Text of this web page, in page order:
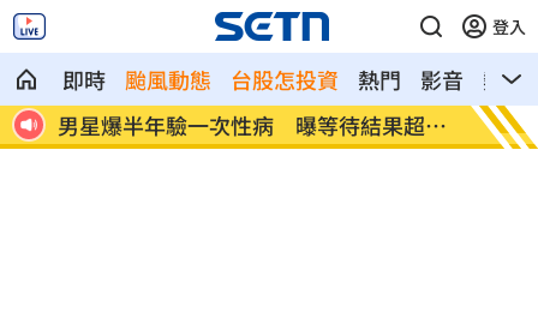
登入
即時 颱風動態 台股怎投資 熱門 影音
熱搜
忐
佐藤二朗爆騷擾爭議 電影衍生劇被迫喊
停
蜂蜜